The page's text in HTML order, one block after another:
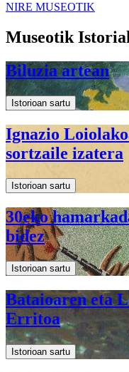
NIRE MUSEOTIK
Museotik
Biluzia artean
Istorioan sartu
Ignazio
sortzaile izatera
Istorioan sartu
30eko
bidez
Istorioan sartu
Bataioaren eta
Erritoa
Istorioan sartu